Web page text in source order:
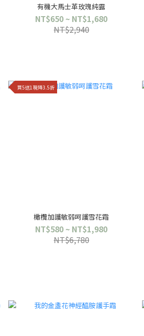
有機大馬士革玫瑰純露
NT$650 ~ NT$1,680
NT$2,940
買5送1現降3.5折
橄欖加護敏弱呵護雪花霜
NT$580 ~ NT$1,980
NT$6,780